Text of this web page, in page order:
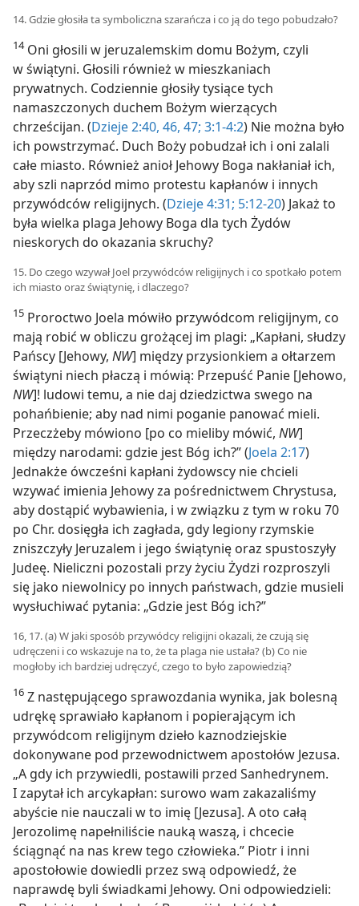
14. Gdzie głosiła ta symboliczna szarańcza i co ją do tego pobudzało?
14Oni głosili w jeruzalemskim domu Bożym, czyli
w świątyni. Głosili również w mieszkaniach
prywatnych. Codziennie głosiły tysiące tych
namaszczonych duchem Bożym wierzących
chrześcijan. (Dzieje 2:40, 46, 47; 3:1-4:2) Nie można było
ich powstrzymać. Duch Boży pobudzał ich i oni zalali
całe miasto. Również anioł Jehowy Boga nakłaniał ich,
aby szli naprzód mimo protestu kapłanów i innych
przywódców religijnych. (Dzieje 4:31; 5:12-20) Jakaż to
była wielka plaga Jehowy Boga dla tych Żydów
nieskorych do okazania skruchy?
15. Do czego wzywał Joel przywódców religijnych i co spotkało potem
ich miasto oraz świątynię, i dlaczego?
15 Proroctwo Joela mówiło przywódcom religijnym, co
mają robić w obliczu grożącej im plagi: „Kapłani, słudzy
Pańscy [Jehowy, NW] między przysionkiem a ołtarzem
świątyni niech płaczą i mówią: Przepuść Panie [Jehowo,
NW]! ludowi temu, a nie daj dziedzictwa swego na
pohańbienie; aby nad nimi poganie panować mieli.
Przeczżeby mówiono [po co mieliby mówić, NW]
między narodami: gdzie jest Bóg ich?” (Joela 2:17)
Jednakże ówcześni kapłani żydowscy nie chcieli
wzywać imienia Jehowy za pośrednictwem Chrystusa,
aby dostąpić wybawienia, i w związku z tym w roku 70
po Chr. dosięgła ich zagłada, gdy legiony rzymskie
zniszczyły Jeruzalem i jego świątynię oraz spustoszyły
Judeę. Nieliczni pozostali przy życiu Żydzi rozproszyli
się jako niewolnicy po innych państwach, gdzie musieli
wysłuchiwać pytania: „Gdzie jest Bóg ich?”
16, 17. (a) W jaki sposób przywódcy religijni okazali, że czują się
udręczeni i co wskazuje na to, że ta plaga nie ustała? (b) Co nie
mogłoby ich bardziej udręczyć, czego to było zapowiedzią?
16 Z następującego sprawozdania wynika, jak bolesną
udrękę sprawiało kapłanom i popierającym ich
przywódcom religijnym dzieło kaznodziejskie
dokonywane pod przewodnictwem apostołów Jezusa.
„A gdy ich przywiedli, postawili przed Sanhedrynem.
I zapytał ich arcykapłan: surowo wam zakazaliśmy
abyście nie nauczali w to imię [Jezusa]. A oto całą
Jerozolimę napełniliście nauką waszą, i chcecie
ściągnąć na nas krew tego człowieka.” Piotr i inni
apostołowie dowiedli przez swą odpowiedź, że
naprawdę byli świadkami Jehowy. Oni odpowiedzieli: